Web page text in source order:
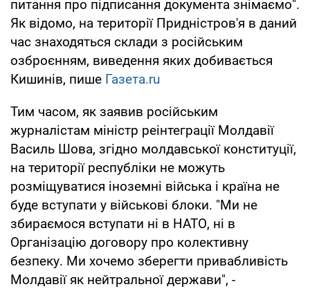
питання про підписання документа знімаємо".
Як відомо, на території Придністров'я в даний
час знаходяться склади з російським
озброєнням, виведення яких добивається
Кишинів, пише Газета.ru
Тим часом, як заявив російським
журналістам міністр реінтеграції Молдавії
Василь Шова, згідно молдавської конституції,
на території республіки не можуть
розміщуватися іноземні війська і країна не
буде вступати у військові блоки. "Ми не
збираємося вступати ні в НАТО, ні в
Організацію договору про колективну
безпеку. Ми хочемо зберегти привабливість
Молдавії як нейтральної держави", -